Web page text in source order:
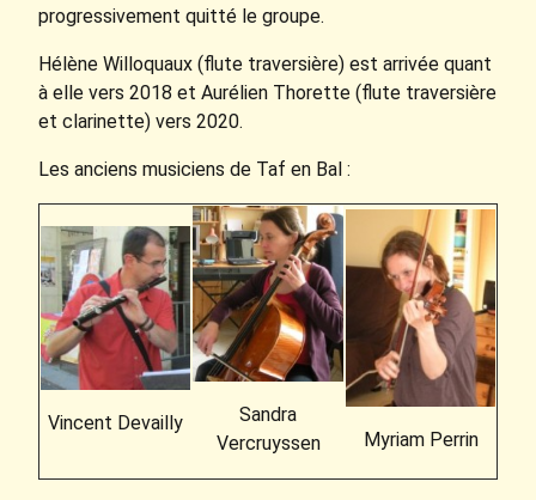
progressivement quitté le groupe.
Hélène Willoquaux (flute traversière) est arrivée quant
à elle vers 2018 et Aurélien Thorette (flute traversière
et clarinette) vers 2020.
Les anciens musiciens de Taf en Bal :
Vincent Devailly
Sandra
Vercruyssen
Myriam Perrin